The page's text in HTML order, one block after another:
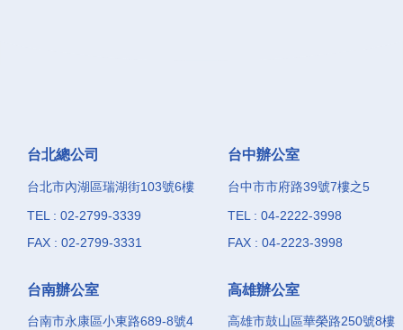
台北總公司
台北市內湖區瑞湖街103號6樓
TEL : 02-2799-3339
FAX : 02-2799-3331
台中辦公室
台中市市府路39號7樓之5
TEL : 04-2222-3998
FAX : 04-2223-3998
台南辦公室
台南市永康區小東路689-8號4
高雄辦公室
高雄市鼓山區華榮路250號8樓